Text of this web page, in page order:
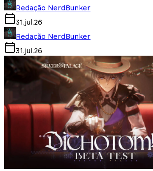
Redação NerdBunker
31.jul.26
Redação NerdBunker
31.jul.26